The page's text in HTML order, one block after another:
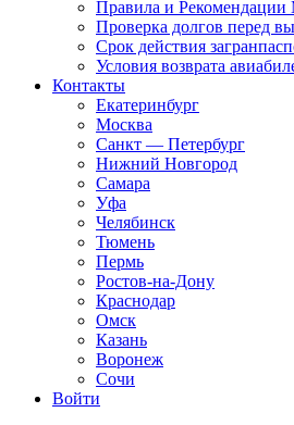
Правила и
Проверка долгов перед
Срок действия
Условия возврата
Контакты
Екатеринбург
Москва
Санкт — Петербург
Нижний Новгород
Самара
Уфа
Челябинск
Тюмень
Пермь
Ростов-на-Дону
Краснодар
Омск
Казань
Воронеж
Сочи
Войти